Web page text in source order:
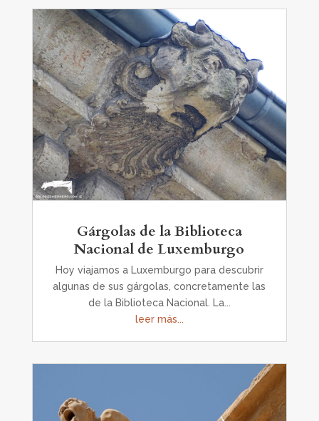
Gárgolas de la Biblioteca
Nacional de Luxemburgo
Hoy viajamos a Luxemburgo para descubrir
algunas de sus gárgolas, concretamente las
de la Biblioteca Nacional. La...
leer más...